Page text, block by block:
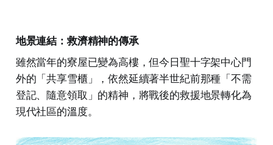
地景連結：救濟精神的傳承
雖然當年的寮屋已變為高樓，但今日聖十字架中心門
外的「共享雪櫃」，依然延續著半世紀前那種「不需
登記、隨意領取」的精神，將戰後的救援地景轉化為
現代社區的溫度。